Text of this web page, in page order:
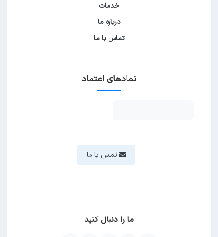
خدمات
درباره ما
تماس با ما
نمادهای اعتماد
تماس با ما
ما را دنبال کنید